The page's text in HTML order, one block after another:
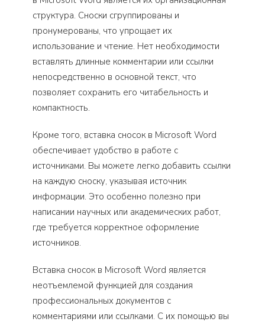
структура. Сноски сгруппированы и
пронумерованы, что упрощает их
использование и чтение. Нет необходимости
вставлять длинные комментарии или ссылки
непосредственно в основной текст, что
позволяет сохранить его читабельность и
компактность.
Кроме того, вставка сносок в Microsoft Word
обеспечивает удобство в работе с
источниками. Вы можете легко добавить ссылки
на каждую сноску, указывая источник
информации. Это особенно полезно при
написании научных или академических работ,
где требуется корректное оформление
источников.
Вставка сносок в Microsoft Word является
неотъемлемой функцией для создания
профессиональных документов с
комментариями или ссылками. С их помощью вы